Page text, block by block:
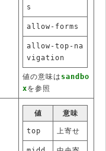
s
allow-forms
allow-top-na
vigation
値の意味は sandbo
xを参照
値 意味
top 上寄せ